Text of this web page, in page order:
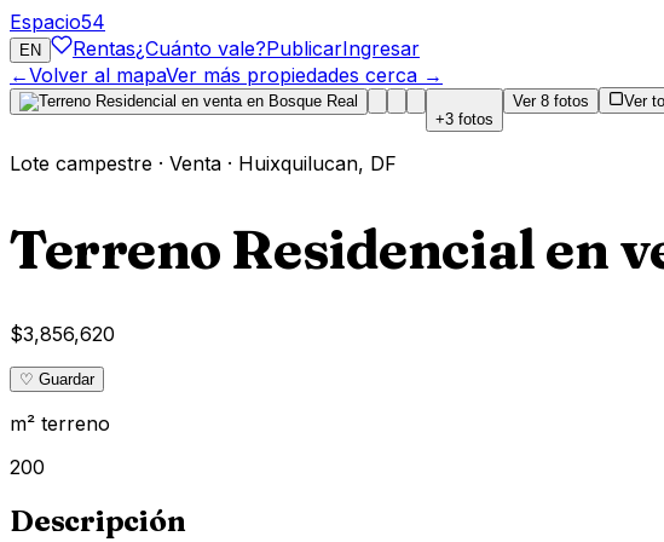
Espacio54
EN Rentas¿Cuánto vale?PublicarIngresar
←Volver al mapaVer más propiedades cerca →
+3 fotos
Ver 8 fotos Ver
Lote campestre · Venta · Huixquilucan, DF
Terreno Residencial en
$3,856,620
♡ Guardar
m² terreno
200
Descripción